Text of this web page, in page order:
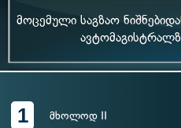
მოცემული საგზაო
1 მხოლოდ II